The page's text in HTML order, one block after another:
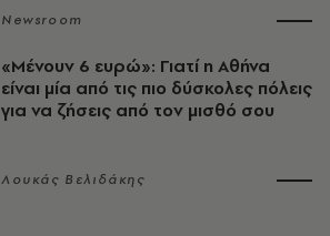
Newsroom
«Μένουν 6 ευρώ»: Γιατί η Αθήνα
είναι μία από τις πιο δύσκολες πόλεις
για να ζήσεις από τον μισθό σου
Λουκάς Βελιδάκης